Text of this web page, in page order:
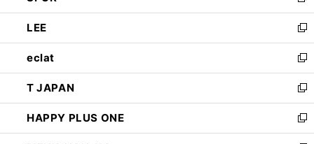
開
く
ウ
で
開
く
ン
ド
ウ
で
開
く
ウ
ィ
ン
ド
ウ
で
開
く
し
い
ウ
ィ
ン
ド
ウ
で
開
LEE
新
し
い
ウ
ィ
ン
ド
ウ
eclat
新
し
い
ウ
ィ
ン
T JAPAN
新
し
い
ウ
HAPPY PLUS ONE
新
し